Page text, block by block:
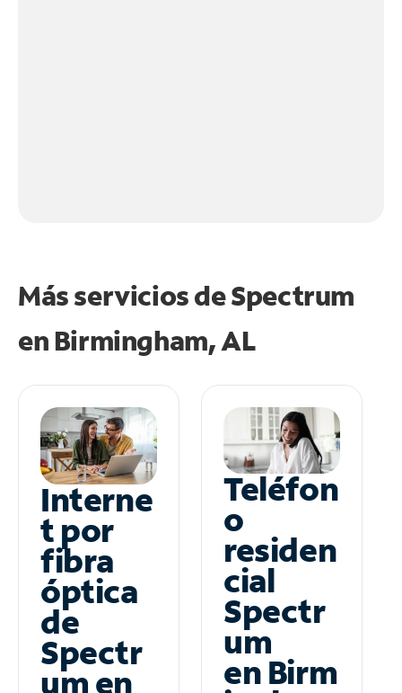
Más servicios de Spectrum
en Birmingham, AL
Interne
t por
fibra
óptica
de
Spectr
um en
Teléfon
o
residen
cial
Spectr
um
en Birm